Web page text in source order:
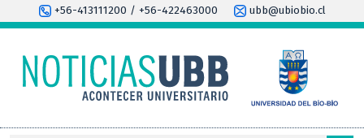
+56-413111200 / +56-422463000 ubb@ubiobio.cl